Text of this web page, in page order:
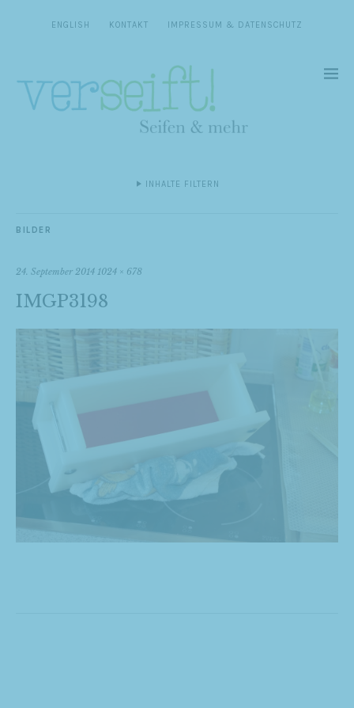
ENGLISH KONTAKT IMPRESSUM & DATENSCHUTZ
INHALTE FILTERN
BILDER
24. September 2014 1024 × 678
IMGP3198